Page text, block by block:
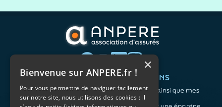
QUI SOMMES-NOUS ?
L'association
Notre organisation
VOS BESOINS
Me protéger ainsi que mes
proches
×
Bienvenue sur ANPERE.fr !
Pour vous permettre de naviguer facilement
sur notre site, nous utilisons des cookies : il